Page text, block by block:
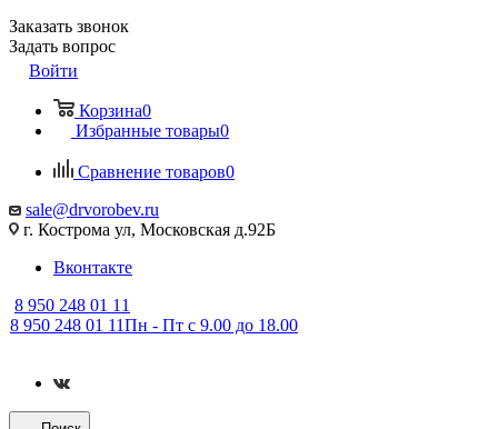
Заказать звонок
Задать вопрос
Войти
Корзина0
Избранные товары0
Сравнение товаров0
sale@drvorobev.ru
г. Кострома ул, Московская д.92Б
Вконтакте
8 950 248 01 11
8 950 248 01 11Пн - Пт с 9.00 до 18.00